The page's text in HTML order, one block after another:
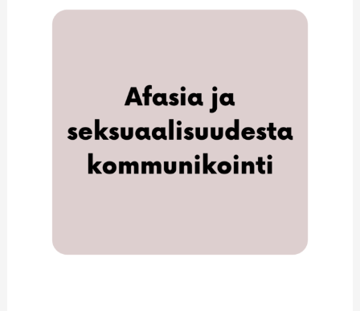
seksuaalisuudesta